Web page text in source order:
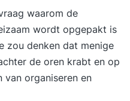
die nieuwe
of de
Voor iedereen
wil verzinnen, Voor
inspelen op
creatieven, die
waarom de
wordt opgepakt is
zou denken dat menige
de oren krabt en op
van organiseren en